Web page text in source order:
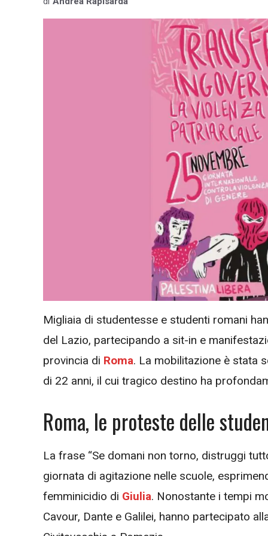
Migliaia di studentesse e studenti romani
del Lazio, partecipando a sit-in e
provincia di Roma. La mobilitazione è stata
di 22 anni, il cui tragico destino ha
Roma, le proteste delle
La frase “Se domani non torno, distruggi
giornata di agitazione nelle scuole,
femminicidio di Giulia. Nonostante i tempi
Cavour, Dante e Galilei, hanno partecipato